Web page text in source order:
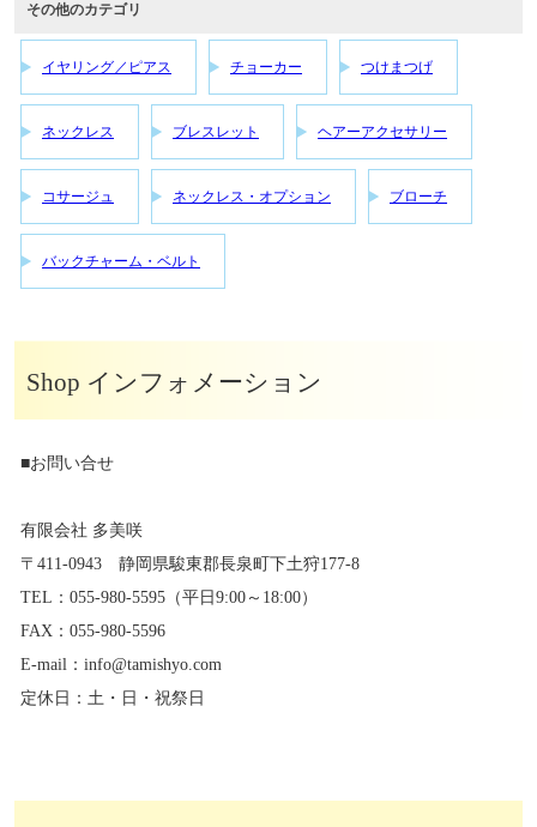
その他のカテゴリ
イヤリング／ピアス チョーカー つけまつげ
ネックレス ブレスレット ヘアーアクセサリー
コサージュ ネックレス・オプション ブローチ
バックチャーム・ベルト
Shop インフォメーション
■お問い合せ
有限会社 多美咲
〒411-0943 静岡県駿東郡長泉町下土狩177-8
TEL：055-980-5595（平日9:00～18:00）
FAX：055-980-5596
E-mail：info@tamishyo.com
定休日：土・日・祝祭日